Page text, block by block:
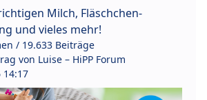
Milch, Fläschchen-
und vieles mehr!
/ 19.633 Beiträge
von Luise – HiPP Forum
14:17